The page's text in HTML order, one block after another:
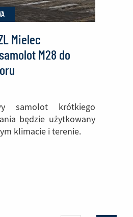
Mielec
M28 do
samolot krótkiego
będzie użytkowany
klimacie i terenie.